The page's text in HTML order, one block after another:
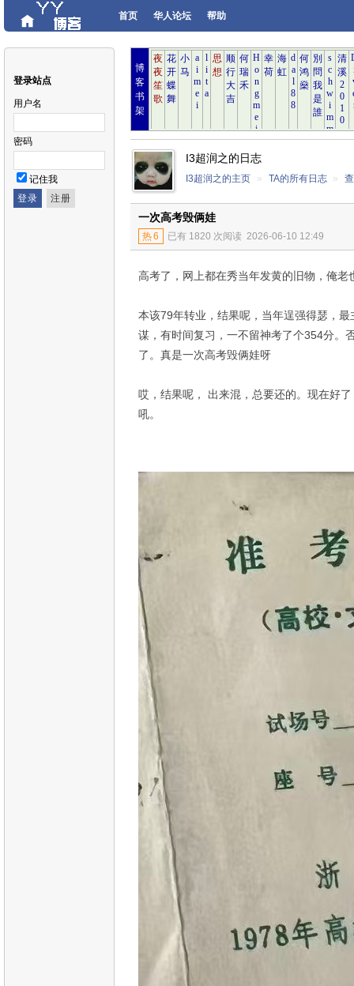
首页 华人论坛 帮助
登录站点
用户名
密码
记住我
博
客
书
架
I3超润之的日志
I3超润之的主页 » TA的所有日志 »
一次高考毁俩娃
热6 已有 1820 次阅读 2026-06-10 12:49
高考了，网上都在秀当年发黄的旧物，俺
本该79年转业，结果呢，当年逞强得瑟，
谋，有时间复习，一不留神考了个354分。
了。真是一次高考毁俩娃呀
哎，结果呢， 出来混，总要还的。现在好
吼。